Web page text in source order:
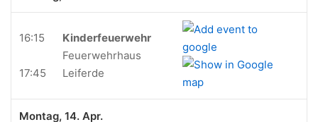
16:15
17:45
Kinderfeuerwehr
Feuerwehrhaus
Leiferde
Montag, 14. Apr.